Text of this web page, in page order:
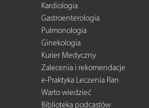
Kardiologia
Gastroenterologia
Pulmonologia
Ginekologia
Kurier Medyczny
Zalecenia i rekomendacje
e-Praktyka Leczenia Ran
Warto wiedzieć
Biblioteka podcastów